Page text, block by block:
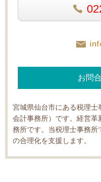
お問
宮城県仙台市にある税理士
会計事務所）です。経営
務所です。当税理士事務所
の合理化を支援します。